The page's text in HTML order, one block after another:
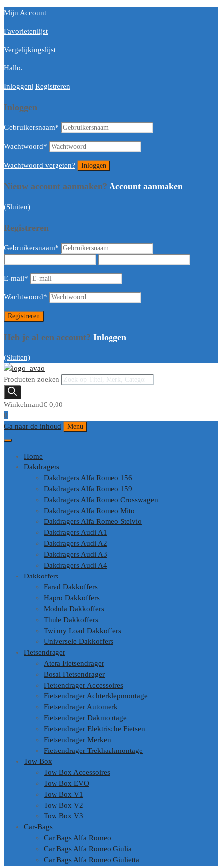
Mijn Account
Favorietenlijst
Vergelijkingslijst
Hallo.
Inloggen| Registreren
Inloggen
Gebruikersnaam*
Wachtwoord*
Wachtwoord vergeten?
Nieuw account aanmaken? Account aanmaken
(Sluiten)
Registreren
Gebruikersnaam*
E-mail*
Wachtwoord*
Heb je al een account? Inloggen
(Sluiten)
Producten zoeken
Winkelmand€ 0,00
0
Ga naar de inhoud
Menu
Home
Dakdragers
Dakdragers Alfa Romeo 156
Dakdragers Alfa Romeo 159
Dakdragers Alfa Romeo Crosswagen
Dakdragers Alfa Romeo Mito
Dakdragers Alfa Romeo Stelvio
Dakdragers Audi A1
Dakdragers Audi A2
Dakdragers Audi A3
Dakdragers Audi A4
Dakkoffers
Farad Dakkoffers
Hapro Dakkoffers
Modula Dakkoffers
Thule Dakkoffers
Twinny Load Dakkoffers
Universele Dakkoffers
Fietsendrager
Atera Fietsendrager
Bosal Fietsendrager
Fietsendrager Accessoires
Fietsendrager Achterklepmontage
Fietsendrager Automerk
Fietsendrager Dakmontage
Fietsendrager Elektrische Fietsen
Fietsendrager Merken
Fietsendrager Trekhaakmontage
Tow Box
Tow Box Accessoires
Tow Box EVO
Tow Box V1
Tow Box V2
Tow Box V3
Car-Bags
Car Bags Alfa Romeo
Car Bags Alfa Romeo Giulia
Car Bags Alfa Romeo Giulietta